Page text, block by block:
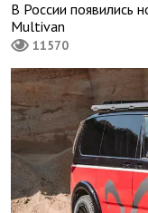
В России появились
Multivan
11570